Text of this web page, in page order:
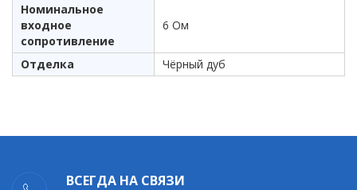
Номинальное
входное
сопротивление
6 Ом
Отделка Чёрный дуб
ВСЕГДА НА СВЯЗИ